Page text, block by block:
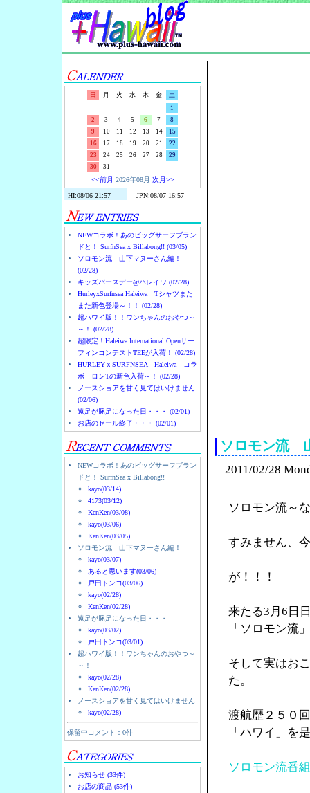
日 月 火 水 木 金
土
1
2
3 4 5 6 7
8
9
10 11 12 13 14
15
16
17 18 19 20 21
22
23
24 25 26 27 28
29
30
31
<<前月 2026年08月 次月>>
NEWコラボ！あのビッグサーフブラン
ドと！ SurfnSea x Billabong!! (03/05)
ソロモン流 山下マヌーさん編！
(02/28)
キッズバースデー@ハレイワ (02/28)
HurleyxSurfnsea Haleiwa Tシャツまた
また新色登場～！！ (02/28)
超ハワイ版！！ワンちゃんのおやつ～
～！ (02/28)
超限定！Haleiwa International Openサー
フィンコンテストTEEが入荷！ (02/28)
HURLEYｘSURFNSEA Haleiwa コラ
ボ ロンTの新色入荷～！ (02/28)
ノースショアを甘く見てはいけません
(02/06)
遠足が豚足になった日・・・ (02/01)
お店のセール終了・・・ (02/01)
NEWコラボ！あのビッグサーフブラン
ドと！ SurfnSea x Billabong!!
kayo(03/14)
4173(03/12)
KenKen(03/08)
kayo(03/06)
KenKen(03/05)
ソロモン流 山下マヌーさん編！
kayo(03/07)
あると思います(03/06)
戸田トンコ(03/06)
kayo(02/28)
KenKen(02/28)
遠足が豚足になった日・・・
kayo(03/02)
戸田トンコ(03/01)
超ハワイ版！！ワンちゃんのおやつ～
～！
kayo(02/28)
KenKen(02/28)
ノースショアを甘く見てはいけません
kayo(02/28)
保留中コメント：0件
お知らせ (33件)
お店の商品 (53件)
ソロモン流
2011/02/28
ソロモン流～
すみません、
が！！！
来たる3月6日
「ソロモン流
そして実はお
た。
渡航歴２５０
「ハワイ」を
ソロモン流番